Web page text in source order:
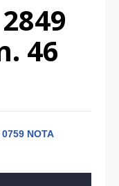
46
NOTA